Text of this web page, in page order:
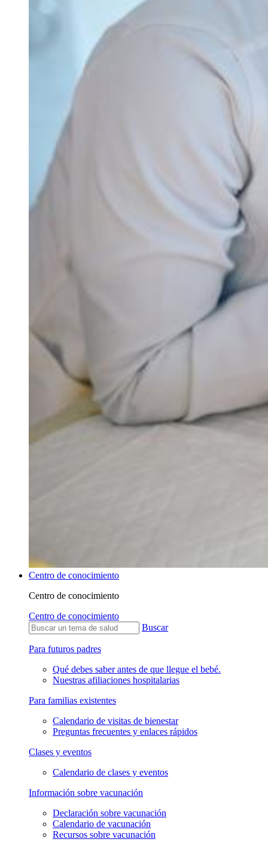
Centro de conocimiento
Centro de conocimiento
Centro de conocimiento
Buscar
Para futuros padres
Qué debes saber antes de que llegue el bebé.
Nuestras afiliaciones hospitalarias
Para familias existentes
Calendario de visitas de bienestar
Preguntas frecuentes y enlaces rápidos
Clases y eventos
Calendario de clases y eventos
Información sobre vacunación
Declaración sobre vacunación
Calendario de vacunación
Recursos sobre vacunación